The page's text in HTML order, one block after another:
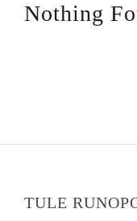
Nothing
TULE